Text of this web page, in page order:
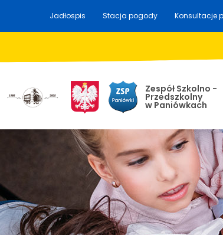
Jadłospis Stacja pogody Konsultacje
Zespół Szkolno -
Przedszkolny
w Paniówkach